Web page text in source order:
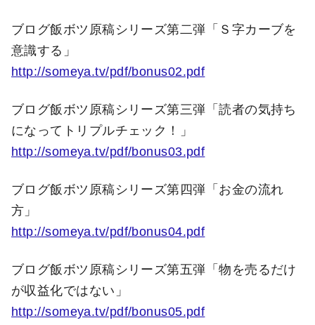
ブログ飯ボツ原稿シリーズ第二弾「Ｓ字カーブを
意識する」
http://someya.tv/pdf/bonus02.pdf
ブログ飯ボツ原稿シリーズ第三弾「読者の気持ち
になってトリプルチェック！」
http://someya.tv/pdf/bonus03.pdf
ブログ飯ボツ原稿シリーズ第四弾「お金の流れ
方」
http://someya.tv/pdf/bonus04.pdf
ブログ飯ボツ原稿シリーズ第五弾「物を売るだけ
が収益化ではない」
http://someya.tv/pdf/bonus05.pdf